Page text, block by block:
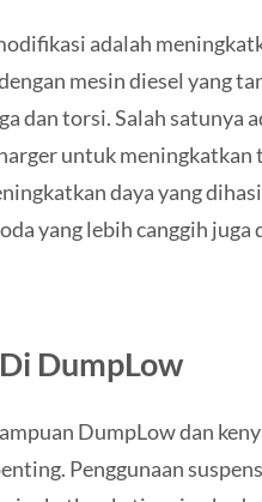
adalah
mesin diesel yang
dan torsi. Salah satunya
untuk meningkatkan
daya yang
yang lebih canggih
DumpLow
DumpLow dan
Penggunaan